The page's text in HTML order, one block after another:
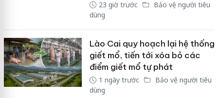
23 giờ trước
Bảo vệ người tiêu
dùng
Lào Cai quy hoạch lại hệ thống
giết mổ, tiến tới xóa bỏ các
điểm giết mổ tự phát
1 ngày trước
Bảo vệ người tiêu
dùng